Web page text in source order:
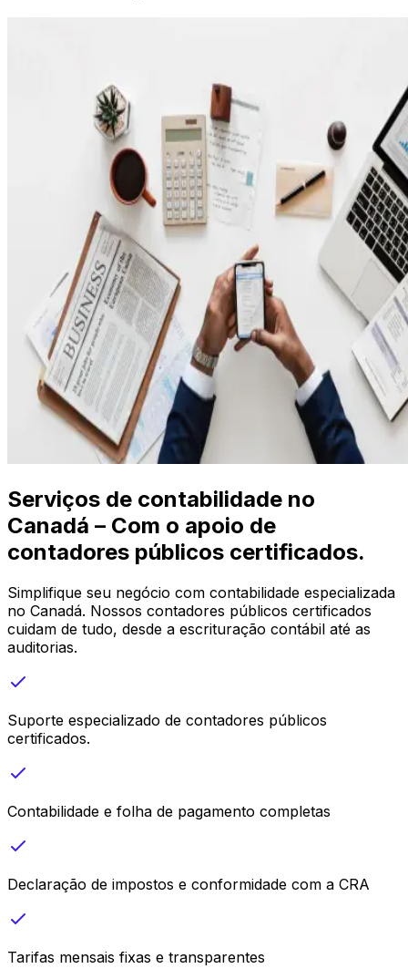
Serviços de contabilidade no
Canadá – Com o apoio de
contadores públicos certificados.
Simplifique seu negócio com contabilidade especializada
no Canadá. Nossos contadores públicos certificados
cuidam de tudo, desde a escrituração contábil até as
auditorias.
Suporte especializado de contadores públicos
certificados.
Contabilidade e folha de pagamento completas
Declaração de impostos e conformidade com a CRA
Tarifas mensais fixas e transparentes